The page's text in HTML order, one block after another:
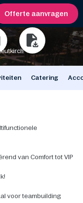
Offerte aanvragen
Catering
van Comfort tot VIP
voor teambuilding